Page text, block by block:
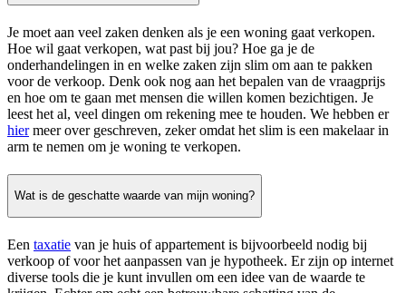
Je moet aan veel zaken denken als je een woning gaat verkopen.
Hoe wil gaat verkopen, wat past bij jou? Hoe ga je de
onderhandelingen in en welke zaken zijn slim om aan te pakken
voor de verkoop. Denk ook nog aan het bepalen van de vraagprijs
en hoe om te gaan met mensen die willen komen bezichtigen. Je
leest het al, veel dingen om rekening mee te houden. We hebben er
hiermeer over geschreven, zeker omdat het slim is een makelaar in
arm te nemen om je woning te verkopen.
Wat is de geschatte waarde van mijn woning?
Een taxatie van je huis of appartement is bijvoorbeeld nodig bij
verkoop of voor het aanpassen van je hypotheek. Er zijn op internet
diverse tools die je kunt invullen om een idee van de waarde te